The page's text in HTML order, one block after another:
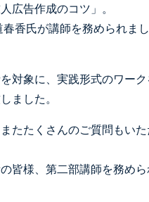
広告作成のコツ」。
香氏が講師を務められま
対象に、実践形式のワー
ました。
たたくさんのご質問もい
皆様、第二部講師を務め